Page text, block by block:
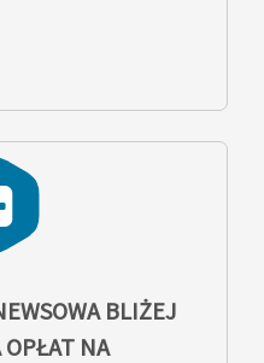
BLIŻEJ
NA